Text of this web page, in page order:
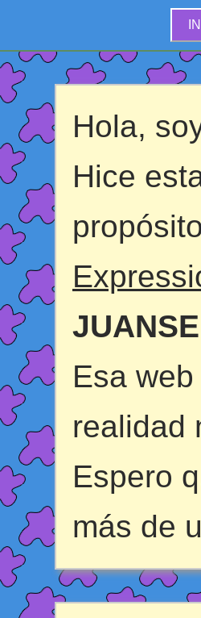
Hola,
Hice
Esa
realidad
Espero
más de